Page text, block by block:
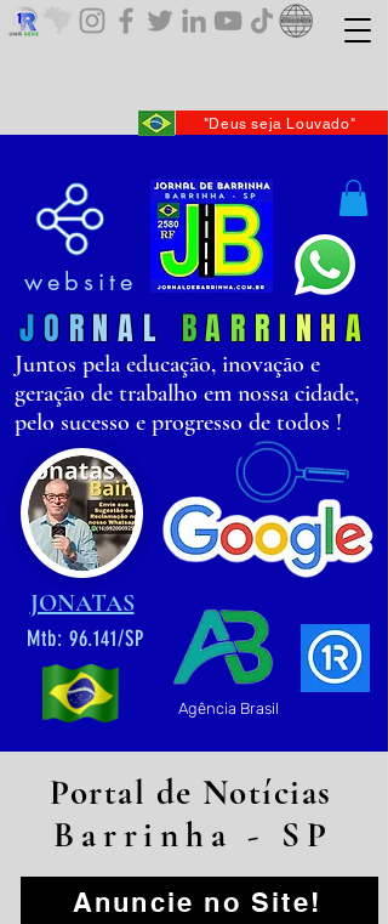
"Deus seja Louvado"
website
JO RNAL BARRI NHA
Juntos pela educação, inovação e
geração de trabalho em nossa cidade,
pelo sucesso e progresso de todos !
JONATAS
Mtb: 96.141/SP
Agência Brasil
Anuncie no Site!
Barrinha - SP
Portal de Notícias